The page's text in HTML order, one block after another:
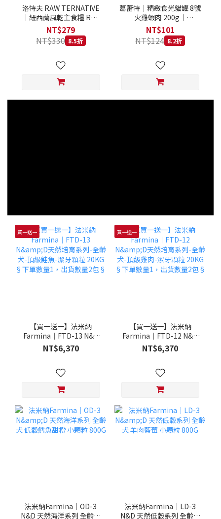
洛特夫 RAW TERNATIVE
｜紐西蘭風乾主食糧 RT3
羊肉 142g｜風乾主食糧 羊
肉 全齡犬 狗飼料
NT$279
NT$330 8.5折
葛蕾特｜精緻食光貓罐 8號
火雞蝦肉 200g｜
GranataPet 200克 主食罐
無穀罐 無膠罐 主食貓罐 德
罐
NT$101
NT$124 8.2折
買一送一
【買一送一】法米納
Farmina｜FTD-13 N&D
天然培育系列-全齡犬-頂級
鮭魚-潔牙顆粒 20KG §下
NT$6,370
買一送一
【買一送一】法米納
Farmina｜FTD-12 N&D
天然培育系列-全齡犬-頂級
雞肉-潔牙顆粒 20KG §下
NT$6,370
法米納Farmina｜OD-3
N&D 天然海洋系列 全齡犬
法米納Farmina｜LD-3
N&D 天然低穀系列 全齡犬